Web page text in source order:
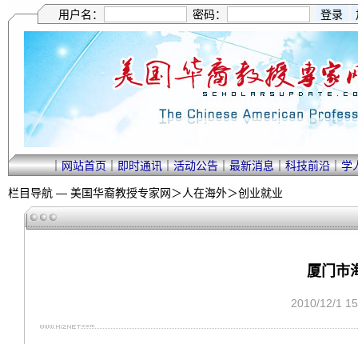
用户名： 密码：
｜网站首页｜即时通讯｜活动公告｜最新消息｜科技前沿｜学
栏目导航 — 美国华裔教授专家网＞人在海外＞创业就业
厦门市
2010/12/1